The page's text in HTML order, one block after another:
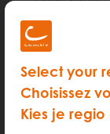
Select your
Choisissez
Kies je
"Calculer le
kilomètres
estimation
de voiture,